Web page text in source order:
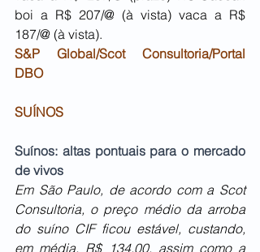
boi a R$ 207/@ (à vista) vaca a R$
187/@ (à vista).
S&P Global/Scot Consultoria/Portal
DBO
SUÍNOS
Suínos: altas pontuais para o mercado
de vivos
Em São Paulo, de acordo com a Scot
Consultoria, o preço médio da arroba
do suíno CIF ficou estável, custando,
em média, R$ 134,00, assim como a